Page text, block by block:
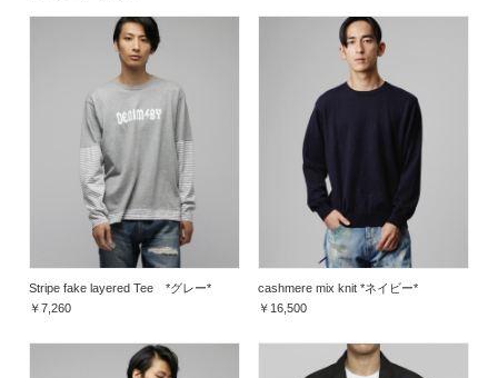
Stripe fake layered Tee *グレー*
￥7,260
cashmere mix knit *ネイビー*
￥16,500